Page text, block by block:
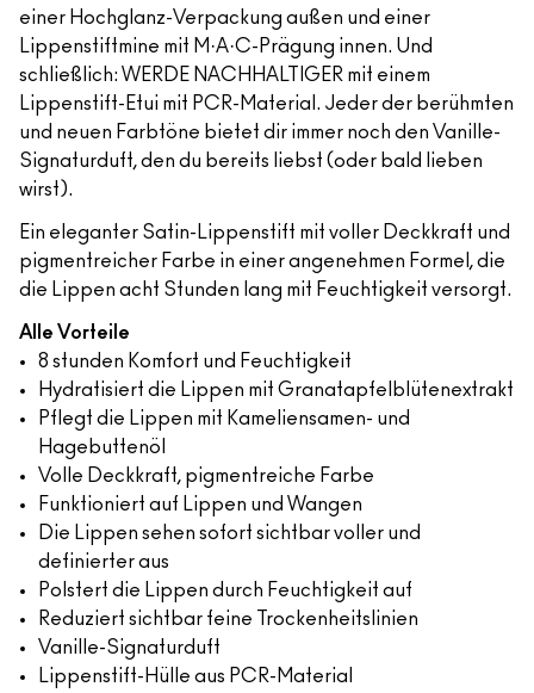
einer Hochglanz-Verpackung außen und einer
Lippenstiftmine mit M·A·C-Prägung innen. Und
schließlich: WERDE NACHHALTIGER mit einem
Lippenstift-Etui mit PCR-Material. Jeder der berühmten
und neuen Farbtöne bietet dir immer noch den Vanille-
Signaturduft, den du bereits liebst (oder bald lieben
wirst).
Ein eleganter Satin-Lippenstift mit voller Deckkraft und
pigmentreicher Farbe in einer angenehmen Formel, die
die Lippen acht Stunden lang mit Feuchtigkeit versorgt.
Alle Vorteile
8 stunden Komfort und Feuchtigkeit
Hydratisiert die Lippen mit Granatapfelblütenextrakt
Pflegt die Lippen mit Kameliensamen- und
Hagebuttenöl
Volle Deckkraft, pigmentreiche Farbe
Funktioniert auf Lippen und Wangen
Die Lippen sehen sofort sichtbar voller und
definierter aus
Polstert die Lippen durch Feuchtigkeit auf
Reduziert sichtbar feine Trockenheitslinien
Vanille-Signaturduft
Lippenstift-Hülle aus PCR-Material